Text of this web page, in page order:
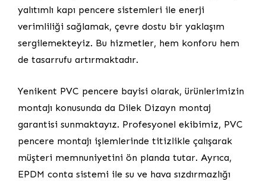
yalıtımlı kapı pencere sistemleri ile enerji
verimliliği sağlamak, çevre dostu bir yaklaşım
sergilemekteyiz. Bu hizmetler, hem konforu hem
de tasarrufu artırmaktadır.
Yenikent PVC pencere bayisi olarak, ürünlerimizin
montajı konusunda da Dilek Dizayn montaj
garantisi sunmaktayız. Profesyonel ekibimiz, PVC
pencere montajı işlemlerinde titizlikle çalışarak
müşteri memnuniyetini ön planda tutar. Ayrıca,
EPDM conta sistemi ile su ve hava sızdırmazlığı